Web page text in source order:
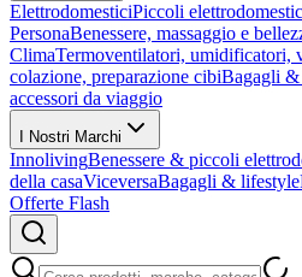
ElettrodomesticiPiccoli
PersonaBenessere, massaggio e
ClimaTermoventilatori, umidificatori,
colazione, preparazione cibiBagagli
accessori da viaggio
I Nostri Marchi
InnolivingBenessere & piccoli
della casaViceversaBagagli & lifestyle
Offerte Flash